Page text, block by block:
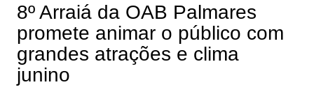
8º Arraiá da OAB Palmares
promete animar o público com
grandes atrações e clima
junino